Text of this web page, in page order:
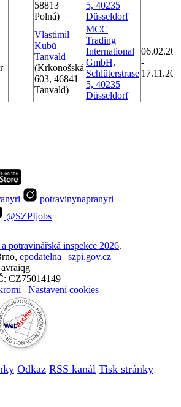
58813
Polná)
5, 40235
Düsseldorf
Vlastimil
Kubů
Tanvald
(Krkonošská
603, 46841
Tanvald)
MCC
Trading
International
GmbH,
Schlüterstrase
5, 40235
Düsseldorf
-
potravinynapranyri
@SZPIjobs
potravinářská inspekce 2026.
epodatelna
szpi.gov.cz
CZ75014149
Nastavení cookies
Odkaz RSS kanál Tisk stránky